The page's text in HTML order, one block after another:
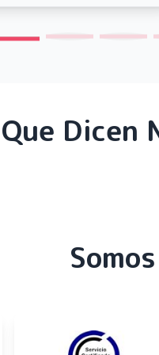
Dicen